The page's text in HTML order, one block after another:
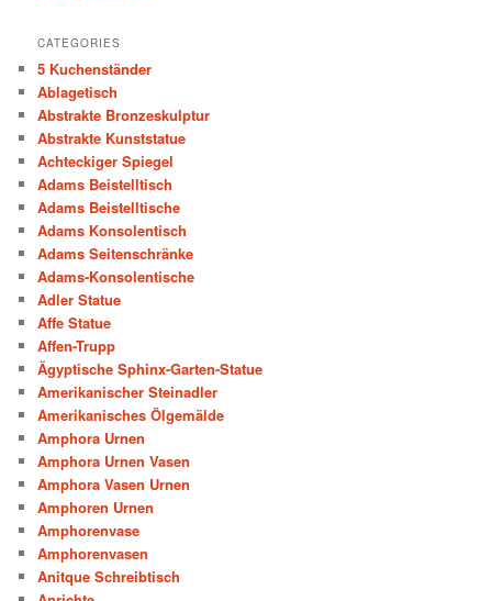
CATEGORIES
5 Kuchenständer
Ablagetisch
Abstrakte Bronzeskulptur
Abstrakte Kunststatue
Achteckiger Spiegel
Adams Beistelltisch
Adams Beistelltische
Adams Konsolentisch
Adams Seitenschränke
Adams-Konsolentische
Adler Statue
Affe Statue
Affen-Trupp
Ägyptische Sphinx-Garten-Statue
Amerikanischer Steinadler
Amerikanisches Ölgemälde
Amphora Urnen
Amphora Urnen Vasen
Amphora Vasen Urnen
Amphoren Urnen
Amphorenvase
Amphorenvasen
Anitque Schreibtisch